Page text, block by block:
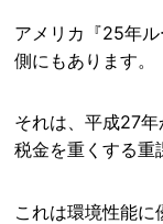
アメリカ『25年
側にもあります。
それは、平成27
税金を重くする重
これは環境性能